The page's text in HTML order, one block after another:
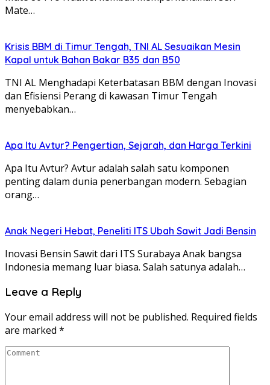
Mate…
Krisis BBM di Timur Tengah, TNI AL Sesuaikan Mesin
Kapal untuk Bahan Bakar B35 dan B50
TNI AL Menghadapi Keterbatasan BBM dengan Inovasi
dan Efisiensi Perang di kawasan Timur Tengah
menyebabkan…
Apa Itu Avtur? Pengertian, Sejarah, dan Harga Terkini
Apa Itu Avtur? Avtur adalah salah satu komponen
penting dalam dunia penerbangan modern. Sebagian
orang…
Anak Negeri Hebat, Peneliti ITS Ubah Sawit Jadi Bensin
Inovasi Bensin Sawit dari ITS Surabaya Anak bangsa
Indonesia memang luar biasa. Salah satunya adalah…
Leave a Reply
Your email address will not be published. Required fields
are marked *